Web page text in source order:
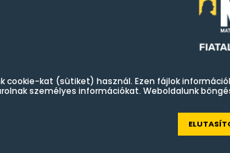
és közösségépítést
kívüli
minden évben az egyik
cookie-kat (sütiket) használ. Ezen fájlok
személyes információkat. Weboldalunk